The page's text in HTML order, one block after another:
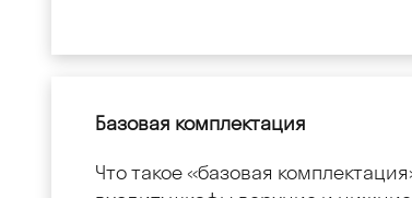
Базовая комплектация
Что такое «базовая